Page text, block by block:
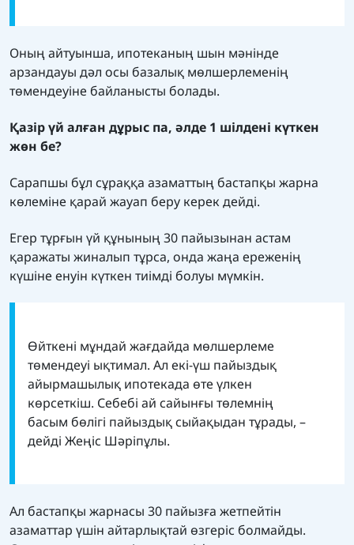
Оның айтуынша, ипотеканың шын мәнінде
арзандауы дәл осы базалық мөлшерлеменің
төмендеуіне байланысты болады.
Қазір үй алған дұрыс па, әлде 1 шілдені күткен
жөн бе?
Сарапшы бұл сұраққа азаматтың бастапқы жарна
көлеміне қарай жауап беру керек дейді.
Егер тұрғын үй құнының 30 пайызынан астам
қаражаты жиналып тұрса, онда жаңа ереженің
күшіне енуін күткен тиімді болуы мүмкін.
Өйткені мұндай жағдайда мөлшерлеме
төмендеуі ықтимал. Ал екі-үш пайыздық
айырмашылық ипотекада өте үлкен
көрсеткіш. Себебі ай сайынғы төлемнің
басым бөлігі пайыздық сыйақыдан тұрады, –
дейді Жеңіс Шәріпұлы.
Ал бастапқы жарнасы 30 пайызға жетпейтін
азаматтар үшін айтарлықтай өзгеріс болмайды.